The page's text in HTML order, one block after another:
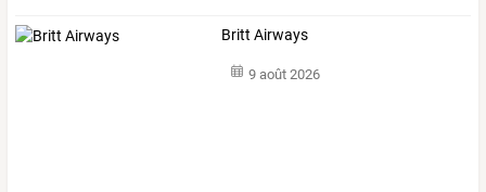
Britt Airways
9 août 2026